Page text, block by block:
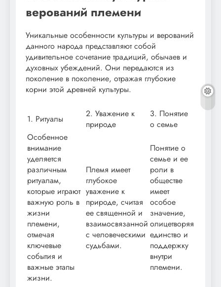
верований племени
Уникальные особенности культуры и верований
данного народа представляют собой
удивительное сочетание традиций, обычаев и
духовных убеждений. Они передаются из
поколение в поколение, отражая глубокие
корни этой древней культуры.
1. Ритуалы
2. Уважение к
природе
3. Понятие
о семье
Особенное
внимание
уделяется
различным
ритуалам,
которые играют
важную роль в
жизни
племени,
отмечая
ключевые
события и
важные этапы
жизни.
Племя имеет
глубокое
уважение к
природе, считая
ее священной и
взаимосвязанной
с человеческими
судьбами.
Понятие о
семье и ее
роли в
обществе
имеет
особое
значение,
олицетворяя
единство и
поддержку
внутри
племени.